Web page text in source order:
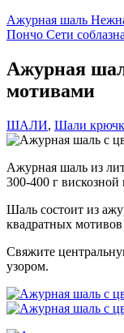
Ажурная шаль
Пончо Сети соблазна
Ажурная
мотивами
ШАЛИ, Шали
Ажурная шаль из
300-400 г
Шаль состоит из
квадратных
Свяжите
узором.